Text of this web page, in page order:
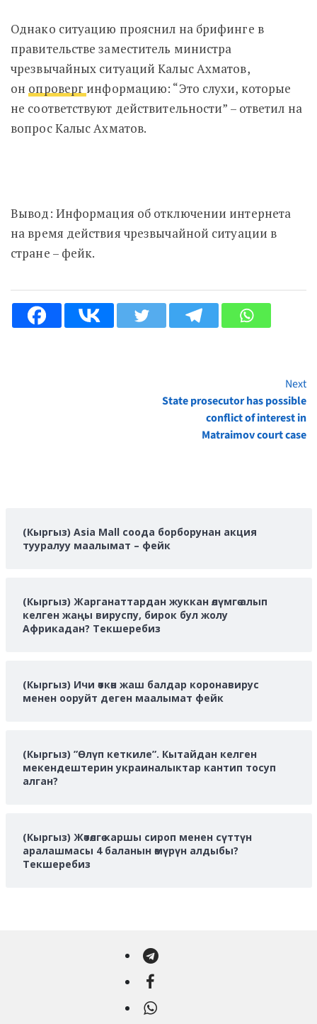
Однако ситуацию прояснил на брифинге в
правительстве заместитель министра
чрезвычайных ситуаций Калыс Ахматов,
он опроверг информацию: “Это слухи, которые
не соответствуют действительности” – ответил на
вопрос Калыс Ахматов.
Вывод: Информация об отключении интернета
на время действия чрезвычайной ситуации в
стране – фейк.
Next
State prosecutor has possible
conflict of interest in
Matraimov court case
(Кыргыз) Asia Mall соода борборунан акция
тууралуу маалымат – фейк
(Кыргыз) Жарганаттардан жуккан өлүмгө алып
келген жаңы вируспу, бирок бул жолу
Африкадан? Текшеребиз
(Кыргыз) Ичи өткөн жаш балдар коронавирус
менен ооруйт деген маалымат фейк
(Кыргыз) ”Өлүп кеткиле”. Кытайдан келген
мекендештерин украиналыктар кантип тосуп
алган?
(Кыргыз) Жөтөлгө каршы сироп менен сүттүн
аралашмасы 4 баланын өмүрүн алдыбы?
Текшеребиз
Telegram
Facebook
WhatsApp